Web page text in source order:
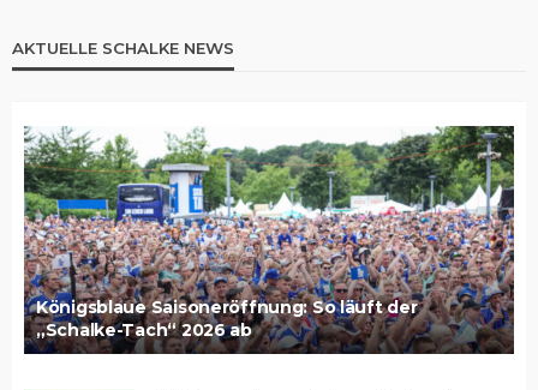
AKTUELLE SCHALKE NEWS
Königsblaue Saisoneröffnung: So läuft der
„Schalke-Tach“ 2026 ab